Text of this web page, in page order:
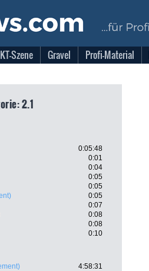
KT-Szene Gravel Profi-Material
2.1
0:05:48
0:01
0:04
0:05
0:05
0:05
0:07
0:08
0:08
0:10
4:58:31